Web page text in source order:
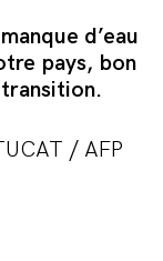
d’eau
pays, bon
transition.
/ AFP